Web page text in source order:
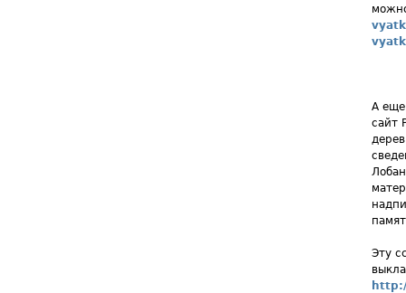
А
сайт
Эту